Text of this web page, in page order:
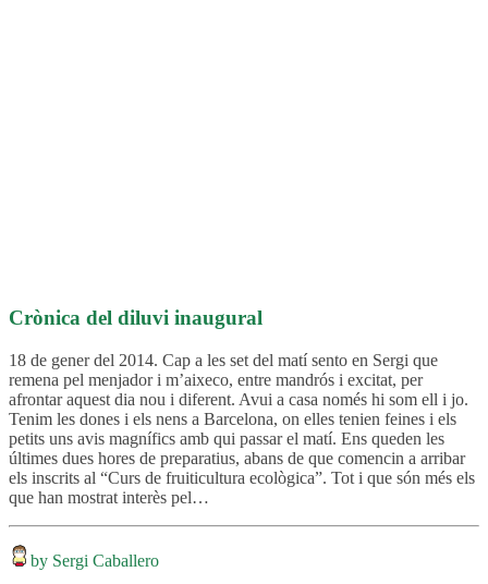
Crònica del diluvi inaugural
18 de gener del 2014. Cap a les set del matí sento en Sergi que
remena pel menjador i m’aixeco, entre mandrós i excitat, per
afrontar aquest dia nou i diferent. Avui a casa només hi som ell i jo.
Tenim les dones i els nens a Barcelona, on elles tenien feines i els
petits uns avis magnífics amb qui passar el matí. Ens queden les
últimes dues hores de preparatius, abans de que comencin a arribar
els inscrits al “Curs de fruiticultura ecològica”. Tot i que són més els
que han mostrat interès pel…
by Sergi Caballero